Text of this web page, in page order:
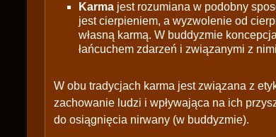
Karma jest rozumiana w podobny
jest cierpieniem, a wyzwolenie od
własną karmą. W buddyzmie
łańcuchem zdarzeń i związanymi z
W obu tradycjach karma jest związana z
zachowanie ludzi i wpływająca na ich
do osiągnięcia nirwany (w buddyzmie).